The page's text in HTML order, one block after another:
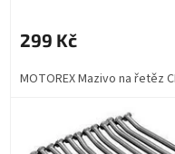
299 Kč
MOTOREX Mazivo na řetěz